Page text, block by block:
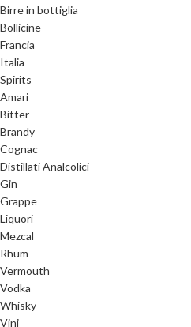
Birre in bottiglia
Bollicine
Francia
Italia
Spirits
Amari
Bitter
Brandy
Cognac
Distillati Analcolici
Gin
Grappe
Liquori
Mezcal
Rhum
Vermouth
Vodka
Whisky
Vini